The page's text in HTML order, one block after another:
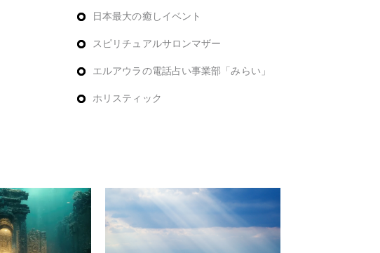
日本最大の癒しイベント
スピリチュアルサロンマザー
エルアウラの電話占い事業部「みらい」
ホリスティック